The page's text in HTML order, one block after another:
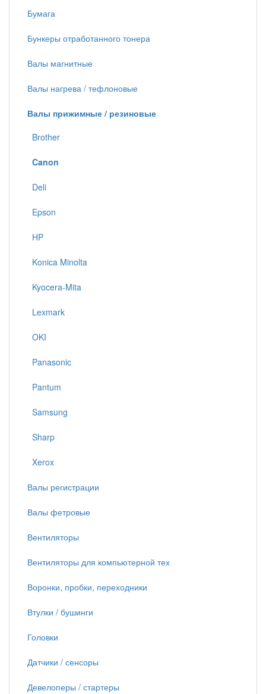
Бумага
Бункеры отработанного тонера
Валы магнитные
Валы нагрева / тефлоновые
Валы прижимные / резиновые
Brother
Canon
Deli
Epson
HP
Konica Minolta
Kyocera-Mita
Lexmark
OKI
Panasonic
Pantum
Samsung
Sharp
Xerox
Валы регистрации
Валы фетровые
Вентиляторы
Вентиляторы для компьютерной тех
Воронки, пробки, переходники
Втулки / бушинги
Головки
Датчики / сенсоры
Девелоперы / стартеры